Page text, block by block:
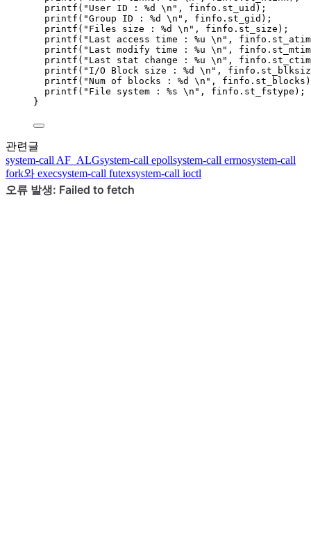
printf( " User ID : %d \n " , finfo . st_uid ) ;
printf( "Group ID : %d \n " , finfo . st_gid ) ;
printf( " Files size : %d \n " , finfo . st_size ) ;
printf( " Last access time : %u \n " , finfo . st_atim
printf( " Last modify time : %u \n " , finfo . st_mtim
printf( " Last stat change : %u \n " , finfo . st_ctim
printf( " I/O Block size : %d \n " , finfo .
printf( "Num of blocks : %d \n " , finfo . st_blocks )
printf( " File system : %s \n " , finfo . st_fstype ) ;
}
관련글
system-call AF_ALGsystem-call epollsystem-call errnosystem-call
fork와 execsystem-call futexsystem-call ioctl